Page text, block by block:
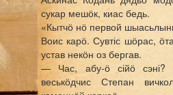
сукар мешӧк, киас бедь.
«Кытчӧ нӧ первой
Воис карӧ. Сувтіс шӧрас,
устав некӧн оз бергав.
— Час, абу-ӧ сійӧ сэні?
веськӧдчис Степан